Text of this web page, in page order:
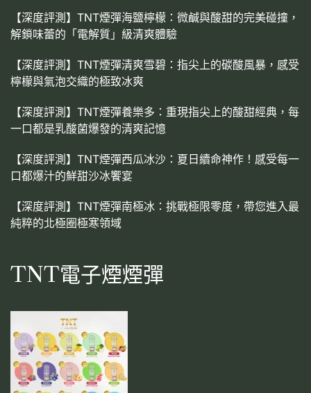
【深度評測】TNT煙彈海鹽檸檬：微鹹與酸甜的完美碰撞，
解鎖味蕾的「電解質」級清爽體驗
【深度評測】TNT煙彈清爽雪碧：指尖上的碳酸風暴，感受
檸檬與氣泡交織的極致冰爽
【深度評測】TNT煙彈養樂多：重現指尖上的酸甜經典，每
一口都是乳酸菌爆發的清爽記憶
【深度評測】TNT煙彈西瓜冰沙：夏日續命神作！感受每一
口都爆汁的鮮甜沙冰饗宴
【深度評測】TNT煙彈南極冰：挑戰極限零度，帶您進入最
純粹的北極圈極寒領域
TNT電子煙煙彈